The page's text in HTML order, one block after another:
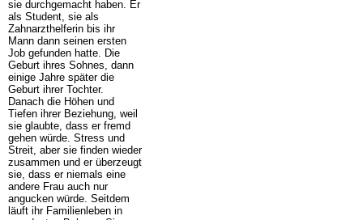
sie durchgemacht haben. Er
als Student, sie als
Zahnarzthelferin bis ihr
Mann dann seinen ersten
Job gefunden hatte. Die
Geburt ihres Sohnes, dann
einige Jahre später die
Geburt ihrer Tochter.
Danach die Höhen und
Tiefen ihrer Beziehung, weil
sie glaubte, dass er fremd
gehen würde. Stress und
Streit, aber sie finden wieder
zusammen und er überzeugt
sie, dass er niemals eine
andere Frau auch nur
angucken würde. Seitdem
läuft ihr Familienleben in